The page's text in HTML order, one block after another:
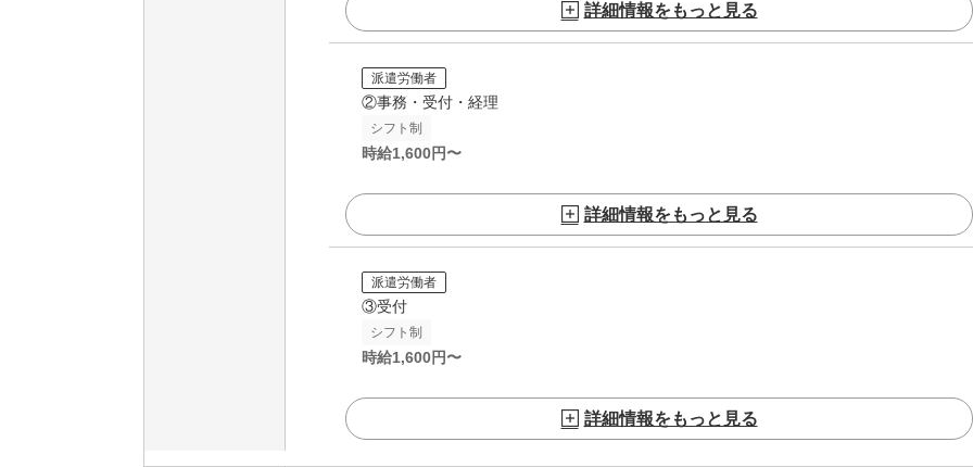
詳細情報をもっと見る
派遣労働者
②事務・受付・経理
シフト制
時給1,600円〜
詳細情報をもっと見る
派遣労働者
③受付
シフト制
時給1,600円〜
詳細情報をもっと見る